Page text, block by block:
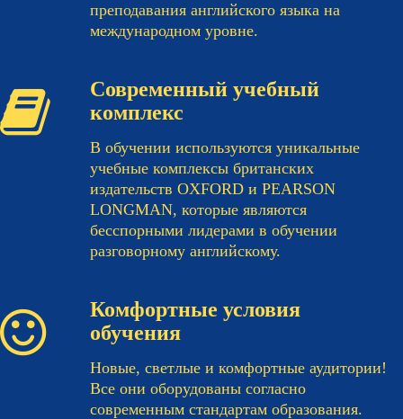
преподавания английского языка на
международном уровне.
Современный учебный
комплекс
В обучении используются уникальные
учебные комплексы британских
издательств OXFORD и PEARSON
LONGMAN, которые являются
бесспорными лидерами в обучении
разговорному английскому.
Комфортные условия
обучения
Новые, светлые и комфортные аудитории!
Все они оборудованы согласно
современным стандартам образования.